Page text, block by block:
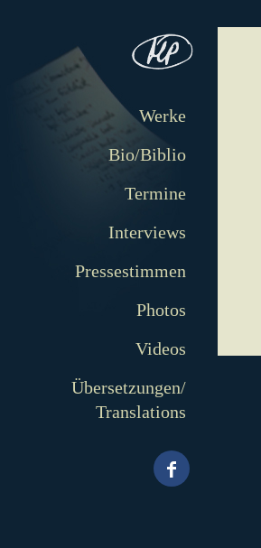
Werke
Bio/Biblio
Termine
Interviews
Pressestimmen
Photos
Videos
Übersetzungen/
Translations